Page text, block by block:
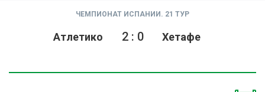
ЧЕМПИОНАТ ИСПАНИИ. 21 ТУР
Атлетико Хетафе
2: 0